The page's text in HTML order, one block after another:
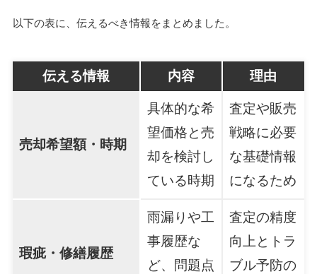
以下の表に、伝えるべき情報をまとめました。
伝える情報 内容 理由
売却希望額・時期
具体的な希
望価格と売
却を検討し
ている時期
査定や販売
戦略に必要
な基礎情報
になるため
瑕疵・修繕履歴
雨漏りや工
事履歴な
ど、問題点
査定の精度
向上とトラ
ブル予防の